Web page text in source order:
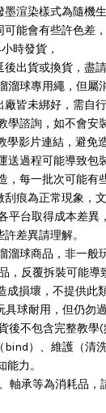
墨渲染樣式為隨機生
能會有些許色差
時發貨，
出貨或換貨，盡請
溜球專用繩，但屬
皆未綁好，需自行
學諮詢，如不會安
學影片連結，避免
送過程可能導致包
，每一批次可能有
痕為正常現象，
平台取得成本差異，
差異請理解。
溜球商品，非一般
，反覆拆裝可能導
損壞， 不提供此
具球耐用，但仍
後不包含完整教學
bind）、維護（清
力。
軸承等為消耗品